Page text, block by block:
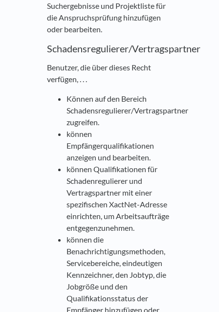
Suchergebnisse und Projektliste für
die Anspruchsprüfung hinzufügen
oder bearbeiten.
Schadensregulierer/Vertragspartner
Benutzer, die über dieses Recht
verfügen, . . .
Können auf den Bereich
Schadensregulierer/Vertragspartner
zugreifen.
können
Empfängerqualifikationen
anzeigen und bearbeiten.
können Qualifikationen für
Schadenregulierer und
Vertragspartner mit einer
spezifischen XactNet-Adresse
einrichten, um Arbeitsaufträge
entgegenzunehmen.
können die
Benachrichtigungsmethoden,
Servicebereiche, eindeutigen
Kennzeichner, den Jobtyp, die
Jobgröße und den
Qualifikationsstatus der
Empfänger hinzufügen oder